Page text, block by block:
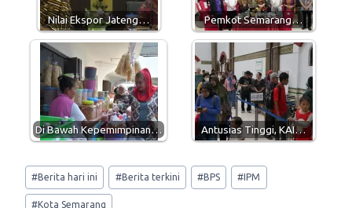
p
m
k
Nilai Ekspor Jateng… Pemkot Semarang…
Di Bawah Kepemimpinan… Antusias Tinggi, KAI…
Post
Tags:
#Berita hari ini #Berita terkini #BPS #IPM
#Kota Semarang